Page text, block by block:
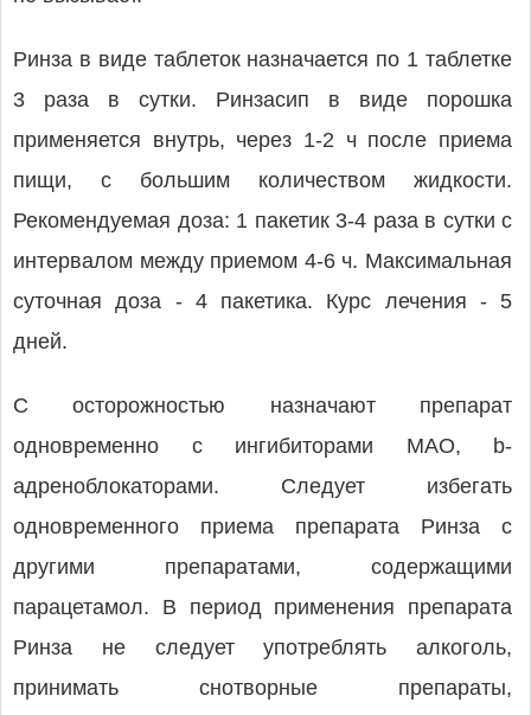
Ринза в виде таблеток назначается по 1 таблетке
3 раза в сутки. Ринзасип в виде порошка
применяется внутрь, через 1-2 ч после приема
пищи, с большим количеством жидкости.
Рекомендуемая доза: 1 пакетик 3-4 раза в сутки с
интервалом между приемом 4-6 ч. Максимальная
суточная доза - 4 пакетика. Курс лечения - 5
дней.
С осторожностью назначают препарат
одновременно с ингибиторами МАО, b-
адреноблокаторами. Следу­ет избегать
одновременного приема препарата Ринза с
другими препаратами, содержащими
парацетамол. В период применения препарата
Ринза не следует употреблять алкоголь,
принимать снотворные препараты,